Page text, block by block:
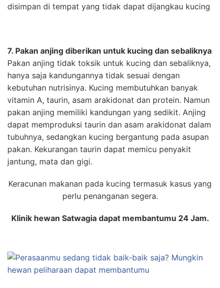
disimpan di tempat yang tidak dapat dijangkau kucing
7. Pakan anjing diberikan untuk kucing dan sebaliknya
Pakan anjing tidak toksik untuk kucing dan sebaliknya,
hanya saja kandungannya tidak sesuai dengan
kebutuhan nutrisinya. Kucing membutuhkan banyak
vitamin A, taurin, asam arakidonat dan protein. Namun
pakan anjing memiliki kandungan yang sedikit. Anjing
dapat memproduksi taurin dan asam arakidonat dalam
tubuhnya, sedangkan kucing bergantung pada asupan
pakan. Kekurangan taurin dapat memicu penyakit
jantung, mata dan gigi.
Keracunan makanan pada kucing termasuk kasus yang
perlu penanganan segera.
Klinik hewan Satwagia dapat membantumu 24 Jam.